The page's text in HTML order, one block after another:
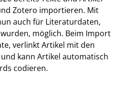
Zotero importieren. Mit
auch für Literaturdaten,
möglich. Beim Import
verlinkt Artikel mit den
kann Artikel automatisch
codieren.